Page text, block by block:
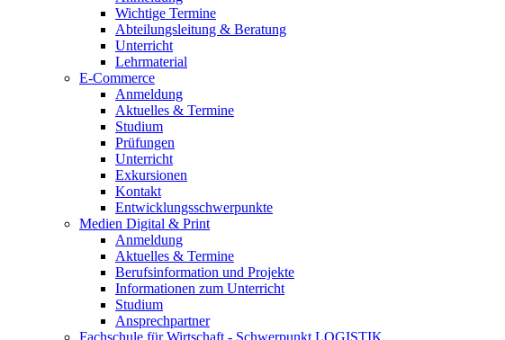
Wichtige Termine
Abteilungsleitung & Beratung
Unterricht
Lehrmaterial
E-Commerce
Anmeldung
Aktuelles & Termine
Studium
Prüfungen
Unterricht
Exkursionen
Kontakt
Entwicklungsschwerpunkte
Medien Digital & Print
Anmeldung
Aktuelles & Termine
Berufsinformation und Projekte
Informationen zum Unterricht
Studium
Ansprechpartner
Fachschule für Wirtschaft - Schwerpunkt LOGISTIK